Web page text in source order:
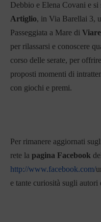
Debbio e Elena Covani e si
Artiglio, in Via Barellai 3,
Passeggiata a Mare di
per rilassarsi e conoscere
corso delle serate, per
proposti momenti di
con giochi e premi.
Per rimanere aggiornati
rete la pagina Facebook
http://www.facebook.com/
e tante curiosità sugli